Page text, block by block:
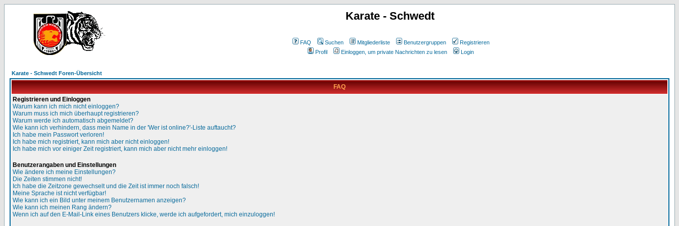
Karate - Schwedt
FAQ Suchen Mitgliederliste Benutzergruppen
Registrieren
Profil
Einloggen, um private Nachrichten zu lesen Login
Karate - Schwedt Foren-Übersicht
FAQ
Registrieren und Einloggen
Warum kann ich mich nicht einloggen?
Warum muss ich mich überhaupt registrieren?
Warum werde ich automatisch abgemeldet?
Wie kann ich verhindern, dass mein Name in der 'Wer ist online?'-Liste auftaucht?
Ich habe mein Passwort verloren!
Ich habe mich registriert, kann mich aber nicht einloggen!
Ich habe mich vor einiger Zeit registriert, kann mich aber nicht mehr einloggen!
Benutzerangaben und Einstellungen
Wie ändere ich meine Einstellungen?
Die Zeiten stimmen nicht!
Ich habe die Zeitzone gewechselt und die Zeit ist immer noch falsch!
Meine Sprache ist nicht verfügbar!
Wie kann ich ein Bild unter meinem Benutzernamen anzeigen?
Wie kann ich meinen Rang ändern?
Wenn ich auf den E-Mail-Link eines Benutzers klicke, werde ich aufgefordert, mich einzuloggen!